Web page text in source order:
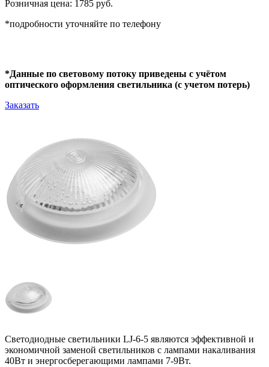
Розничная цена: 1785 руб.
*подробности уточняйте по телефону
*Данные по световому потоку приведены с учётом
оптического оформления светильника (с учетом потерь)
Заказать
Светодиодные светильники LJ-6-5 являются эффективной и
экономичной заменой светильников с лампами накаливания
40Вт и энергосберегающими лампами 7-9Вт.